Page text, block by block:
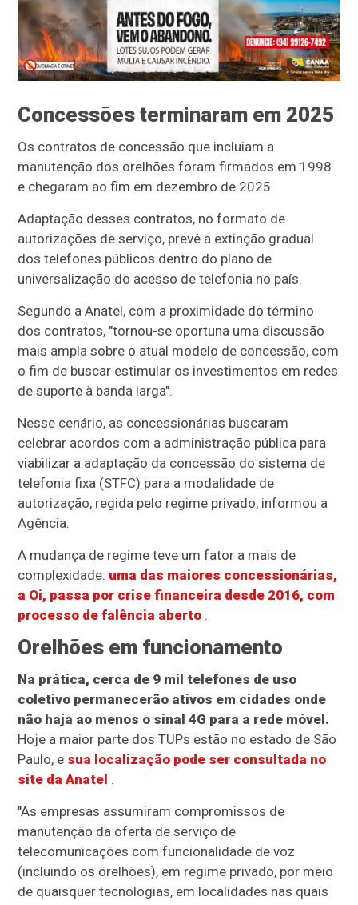
Concessões terminaram em 2025
Os contratos de concessão que incluiam a
manutenção dos orelhões foram firmados em 1998
e chegaram ao fim em dezembro de 2025.
Adaptação desses contratos, no formato de
autorizações de serviço, prevê a extinção gradual
dos telefones públicos dentro do plano de
universalização do acesso de telefonia no país.
Segundo a Anatel, com a proximidade do término
dos contratos, "tornou-se oportuna uma discussão
mais ampla sobre o atual modelo de concessão, com
o fim de buscar estimular os investimentos em redes
de suporte à banda larga".
Nesse cenário, as concessionárias buscaram
celebrar acordos com a administração pública para
viabilizar a adaptação da concessão do sistema de
telefonia fixa (STFC) para a modalidade de
autorização, regida pelo regime privado, informou a
Agência.
A mudança de regime teve um fator a mais de
complexidade: uma das maiores concessionárias,
a Oi, passa por crise financeira desde 2016, com
processo de falência aberto .
Orelhões em funcionamento
Na prática, cerca de 9 mil telefones de uso
coletivo permanecerão ativos em cidades onde
não haja ao menos o sinal 4G para a rede móvel.
Hoje a maior parte dos TUPs estão no estado de São
Paulo, e sua localização pode ser consultada no
site da Anatel .
"As empresas assumiram compromissos de
manutenção da oferta de serviço de
telecomunicações com funcionalidade de voz
(incluindo os orelhões), em regime privado, por meio
de quaisquer tecnologias, em localidades nas quais